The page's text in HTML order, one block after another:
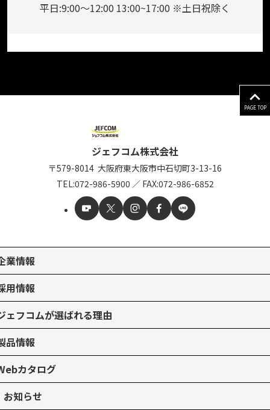
平日:9:00～12:00 13:00~17:00 ※土日祝除く
PAGE TOP
ジェフコム株式会社
〒579-8014 大阪府東大阪市中石切町3-13-16
TEL:072-986-5900 ／ FAX:072-986-6852
業情報
用情報
ェフコムが選ばれる理由
品情報
カタログ
お知らせ